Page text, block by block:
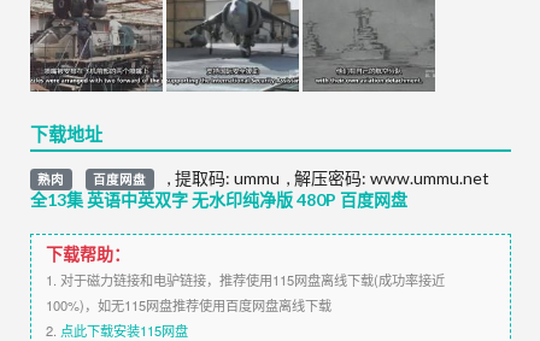
下载地址
熟肉 百度网盘
全13集 英语中英双字 无水印纯净版 480P 百度网盘
, 提取码: ummu , 解压密码: www.ummu.net
下载帮助：
1. 对于磁力链接和电驴链接，推荐使用115网盘离线下载(成功率接近
100%)，如无115网盘推荐使用百度网盘离线下载
2. 点此下载安装115网盘